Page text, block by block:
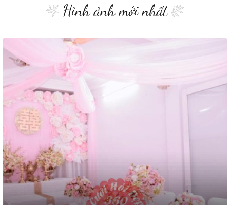
Hình ảnh mới nhất